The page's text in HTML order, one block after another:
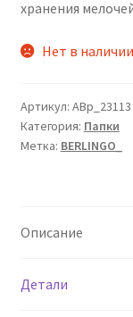
хранения
Нет в наличии
Артикул: ABp_23113
Категория: Папки
Метка: BERLINGO_
Описание
Детали